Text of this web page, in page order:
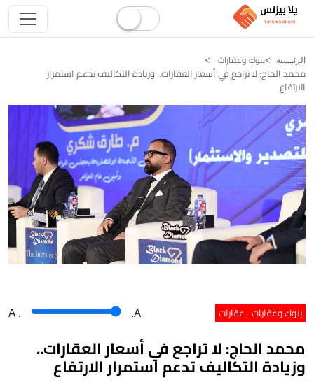
الرئيسيه بنوك وعقارات
محمد الحاج: لا تراجع في أسعار العقارات.. وزيادة التكاليف تدعم استمرار
الارتفاع
بنوك وعقارات عقارات A . .A
محمد الحاج: لا تراجع في أسعار العقارات..
وزيادة التكاليف تدعم استمرار الارتفاع